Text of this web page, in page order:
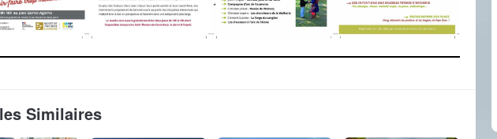
Similaires